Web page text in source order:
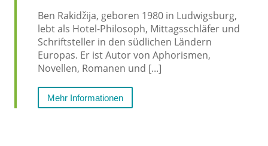
Ben Rakidžija, geboren 1980 in Ludwigsburg,
lebt als Hotel-Philosoph, Mittagsschläfer und
Schriftsteller in den südlichen Ländern
Europas. Er ist Autor von Aphorismen,
Novellen, Romanen und [...]
Mehr Informationen